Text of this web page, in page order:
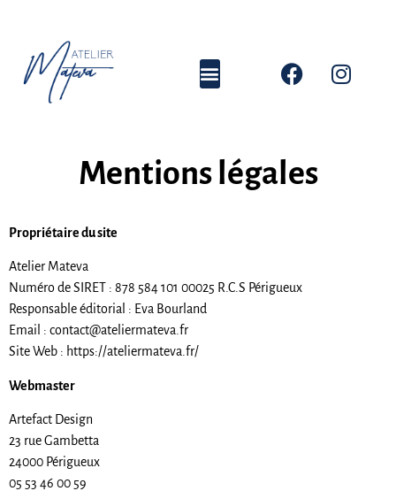
Mentions légales
Propriétaire du site
Atelier Mateva
Numéro de SIRET : 878 584 101 00025 R.C.S Périgueux
Responsable éditorial : Eva Bourland
Email : contact@ateliermateva.fr
Site Web : https://ateliermateva.fr/
Webmaster
Artefact Design
23 rue Gambetta
24000 Périgueux
05 53 46 00 59